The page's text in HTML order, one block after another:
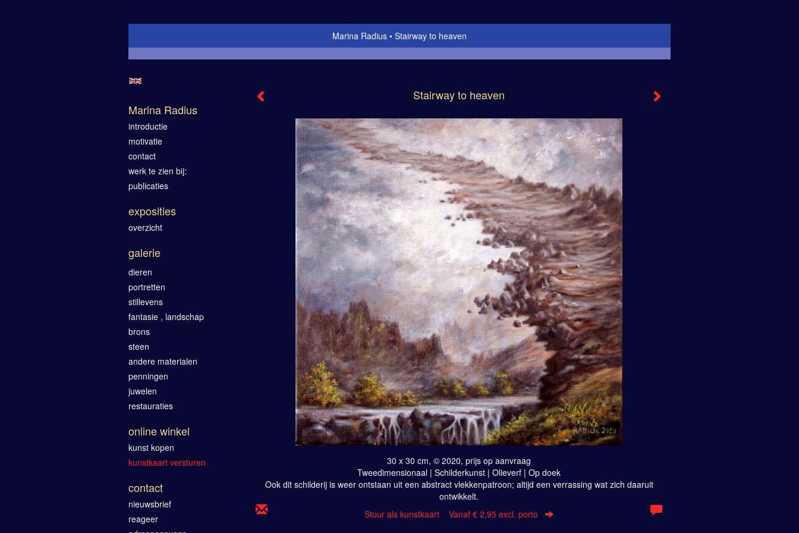
Marina Radius Stairway to heaven
Stairway to heaven
30 x 30 cm, © 2020, prijs op aanvraag
Tweedimensionaal | Schilderkunst | Olieverf | Op doek
Ook dit schilderij is weer ontstaan uit een abstract vlekkenpatroon; altijd een verrassing wat zich daaruit
ontwikkelt.
Stuur als kunstkaart Vanaf € 2,95 excl. porto
Marina Radius
introductie
motivatie
contact
werk te zien bij:
publicaties
exposities
overzicht
galerie
dieren
portretten
stillevens
fantasie , landschap
brons
steen
andere materialen
penningen
juwelen
restauraties
online winkel
kunst kopen
kunstkaart versturen
contact
nieuwsbrief
reageer